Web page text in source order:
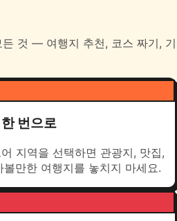
것 — 여행지 추천, 코스 짜기, 기
번으로
지역을 선택하면 관광지, 맛집,
만한 여행지를 놓치지 마세요.